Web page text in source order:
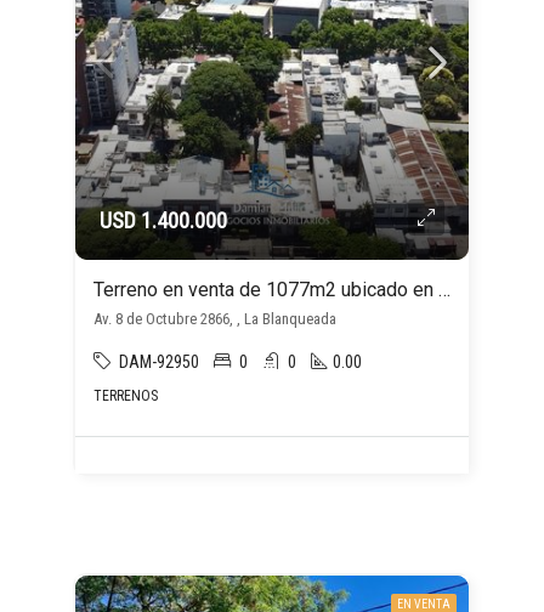
USD 1.400.000
Terreno en venta de 1077m2 ubicado en La Blanqueada
Av. 8 de Octubre 2866, , La Blanqueada
DAM-92950 0 0 0.00
TERRENOS
EN VENTA